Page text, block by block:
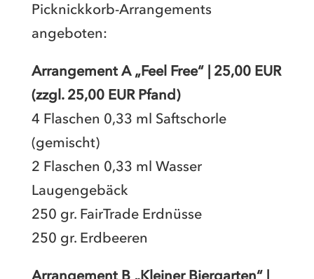
Picknickkorb-Arrangements
angeboten:
Arrangement A „Feel Free“ | 25,00 EUR
(zzgl. 25,00 EUR Pfand)
4 Flaschen 0,33 ml Saftschorle
(gemischt)
2 Flaschen 0,33 ml Wasser
Laugengebäck
250 gr. FairTrade Erdnüsse
250 gr. Erdbeeren